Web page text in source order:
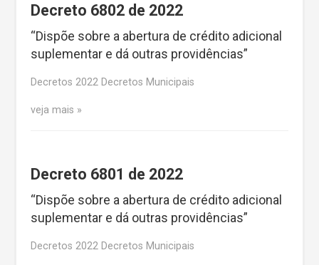
Decreto 6802 de 2022
“Dispõe sobre a abertura de crédito adicional
suplementar e dá outras providências”
Decretos 2022 Decretos Municipais
veja mais
Decreto 6801 de 2022
“Dispõe sobre a abertura de crédito adicional
suplementar e dá outras providências”
Decretos 2022 Decretos Municipais